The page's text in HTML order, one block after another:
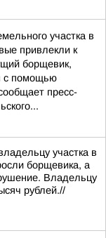
участка в
привлекли к
борщевик,
с помощью
пресс-
участка в
борщевика, а
Владельцу
рублей.//